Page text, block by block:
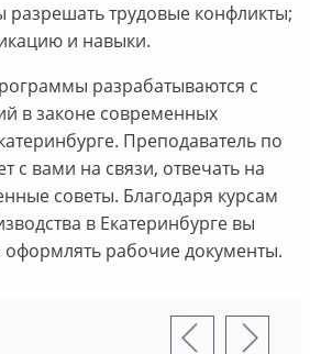
разрешать трудовые конфликты;
и навыки.
разрабатываются с
в законе современных
Преподаватель по
с вами на связи, отвечать на
советы. Благодаря курсам
в Екатеринбурге вы
оформлять рабочие документы.